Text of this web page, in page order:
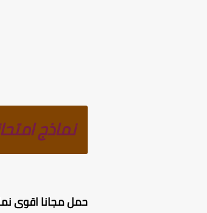
نماذج
حمل مجانا اقوى نماذج